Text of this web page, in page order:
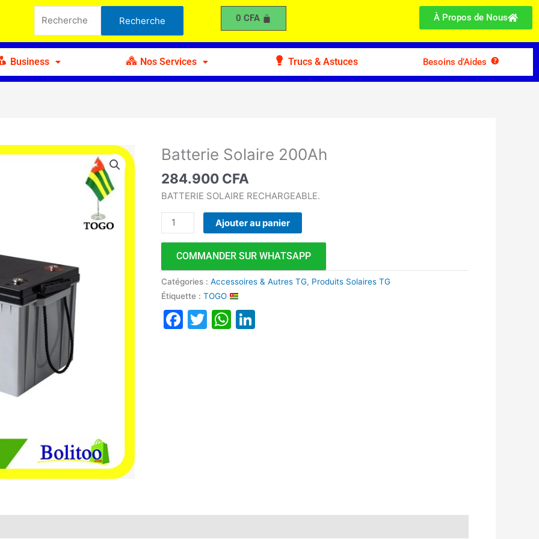
pour :
Recherche 0 CFA À Propos de Nous
Business Nos Services Trucs & Astuces Besoins d’Aides
Batterie Solaire 200Ah
284.900 CFA
BATTERIE SOLAIRE RECHARGEABLE.
quantité
Batterie
Solaire
Ajouter au panier
COMMANDER SUR WHATSAPP
Catégories :Accessoires & Autres TG, Produits Solaires TG
Étiquette :TOGO
Facebook
TwitterWhatsApp